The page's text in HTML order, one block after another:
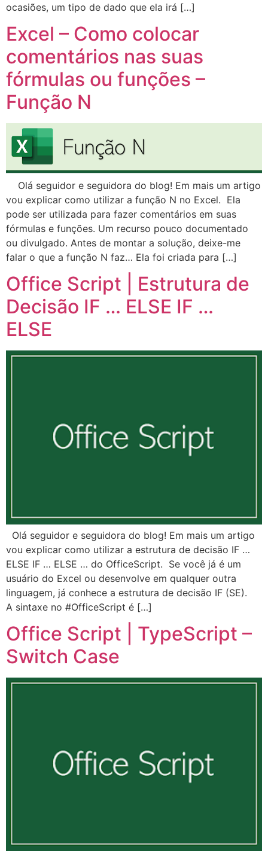
ocasiões, um tipo de dado que ela irá […]
Excel – Como colocar
comentários nas suas
fórmulas ou funções –
Função N
Olá seguidor e seguidora do blog! Em mais um artigo
vou explicar como utilizar a função N no Excel. Ela
pode ser utilizada para fazer comentários em suas
fórmulas e funções. Um recurso pouco documentado
ou divulgado. Antes de montar a solução, deixe-me
falar o que a função N faz… Ela foi criada para […]
Office Script | Estrutura de
Decisão IF … ELSE IF …
ELSE
Olá seguidor e seguidora do blog! Em mais um artigo
vou explicar como utilizar a estrutura de decisão IF …
ELSE IF … ELSE … do OfficeScript. Se você já é um
usuário do Excel ou desenvolve em qualquer outra
linguagem, já conhece a estrutura de decisão IF (SE).
A sintaxe no #OfficeScript é […]
Office Script | TypeScript –
Switch Case